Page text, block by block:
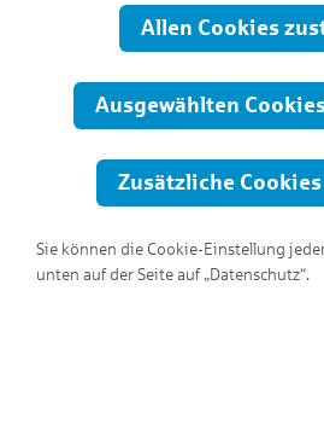
anpassen und verbessern können. Aus
Google Analytics. Dieses Werkzeug
Übertragung anonymisiert.
Allen Cookies
Ausgewählten
Zusätzliche
Sie können die Cookie-Einstellung
unten auf der Seite auf „Datenschutz“.